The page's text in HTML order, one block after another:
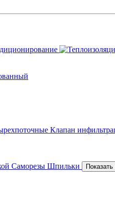
Клапан
Саморезы Шпильки Показать